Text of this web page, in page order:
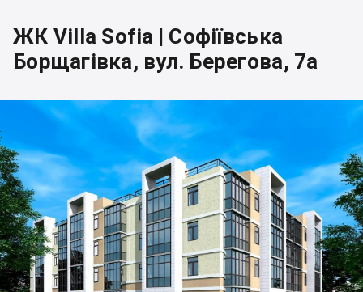
ЖК Villa Sofia | Софіївська
Борщагівка, вул. Берегова, 7а